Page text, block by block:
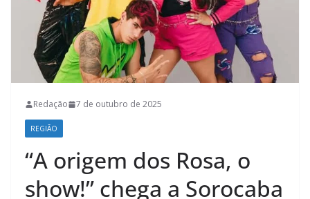
Redação 7 de outubro de 2025
REGIÃO
“A origem dos Rosa, o
show!” chega a Sorocaba